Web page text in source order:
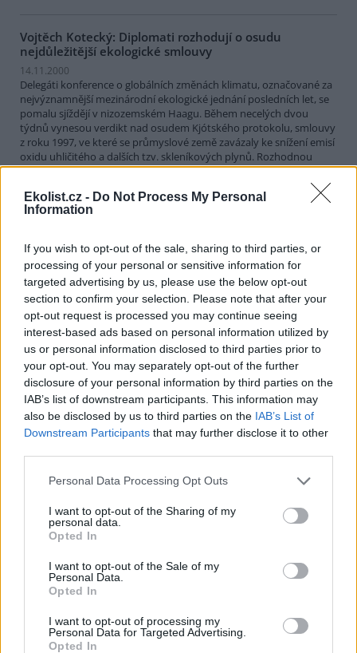
Ekolist.cz - Do Not Process My Personal
Information
If you wish to opt-out of the sale, sharing to third parties, or
processing of your personal or sensitive information for
targeted advertising by us, please use the below opt-out
section to confirm your selection. Please note that after your
opt-out request is processed you may continue seeing
interest-based ads based on personal information utilized by
us or personal information disclosed to third parties prior to
your opt-out. You may separately opt-out of the further
disclosure of your personal information by third parties on the
IAB’s list of downstream participants. This information may
also be disclosed by us to third parties on the IAB’s List of
Downstream Participants that may further disclose it to other
Personal Data Processing Opt Outs
I want to opt-out of the Sharing of my
personal data.
Opted In
I want to opt-out of the Sale of my
Personal Data.
Opted In
I want to opt-out of processing my
Personal Data for Targeted Advertising.
Opted In
Vojtěch Kotecký: Diplomati rozhodují o osudu
nejdůležitější ekologické smlouvy
14.11.2000
Delegáti konference o globálních změnách klimatu, označované za
nejvýznamnější mezinárodní ekologické jednání posledních let, se
pomalu sjíždějí v nizozemském Haagu. Během necelých dvou
týdnů vynesou verdikt nad osudem Kjótského protokolu, smlouvy
z roku 1997, ve které se průmyslové země zavázaly ke snížení emisí
oxidu uhličitého a dalších tzv. skleníkových plynů. Rozhodnou
totiž, zda dohoda skutečně omezí znečištění, nebo zda se promění
v pouhý cár papíru. Hlavním tématem haagské konference budou
konkrétní mechanismy, kterými signatářské státy kjótské závazky
splní.
Jakub Kašpar: Novinářská povinnost, občanský pud
sebezáchovy
12.10.2000
Nebývale silná vlna národní soudržnosti, loajality k establishmentu
a k české policii a zároveň také nebývalá vlna xenofobie a volání po
přísnější vládě pevné (Grossovy?) ruky se zvedla v minulých
týdnech po protiglobalizačních demonstracích v úterý 26. září. Kdo
si dovolil pochybovat o hrdinství a bezchybnosti hochů od policie,
stal se bezmála zrádcem a "přisluhovačem komunistů" (zvlášť
kouzelné a vynalézavé v tomto ohledu byly příspěvky čtenářů
Neviditelného Psači diskusního fóra na stránkáchINPEG). Není
pochyb o tom, že intenzita úterních pouličních demonstrací,
zejména "bitvy pod Vyšehradem", překvapila mnohé, ne-li většinu,
Bylo to něco, co jsme takřka všichni dosud znali jen z televizních
Jana Konopová: Klauniáda v národním parku
Na vrcholu Trojmezné při hranicích s Rakouskem v nadmořské
výšce nad 1300 m.n.m., v jediné dosud relativně zachovalé pralesní
části Šumavy se stromy přes 200 let starými a spoustou
chráněných rostlin a živočichů, nechala Správa
Národního parku
Šumavaběhem letošního léta, k poslednímu srpnovému dnu
prázdnin, pokácet téměř 370 m3 "dřevní hmoty". Tuto informaci